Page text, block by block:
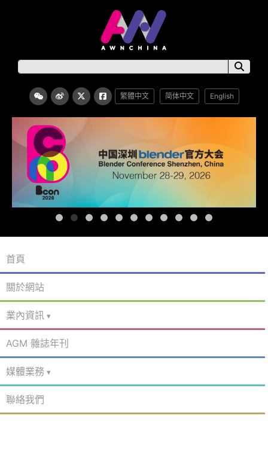
繁體中文 简体中文 English
首頁
關於網站
業內資訊
AGM 雜誌年刊
媒體業務
聯絡我們